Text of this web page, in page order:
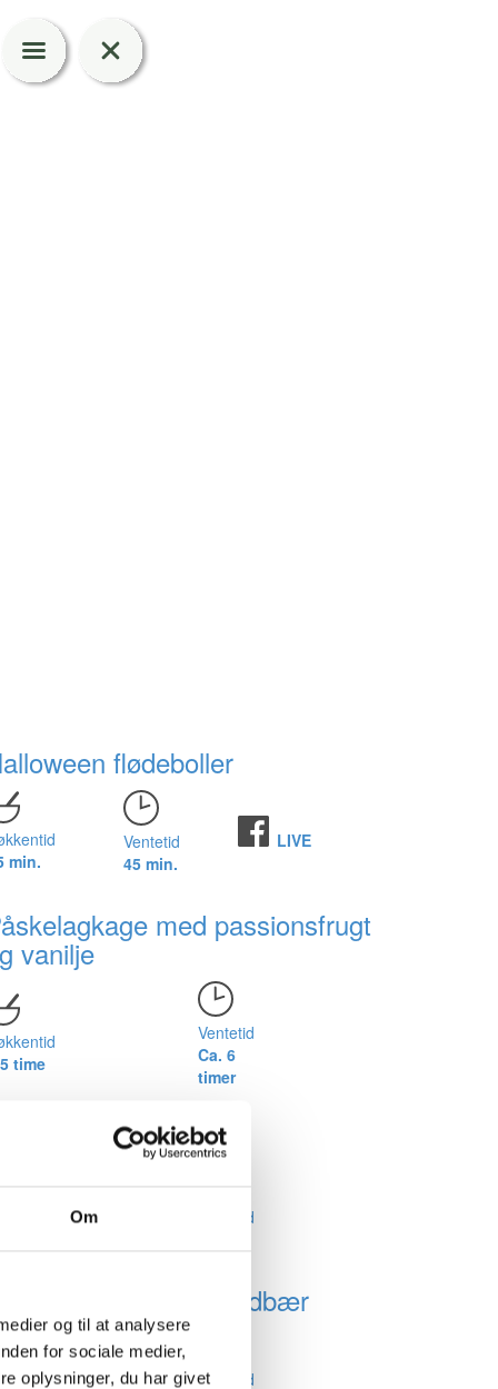
Om
og til at analysere
for sociale medier,
oplysninger, du har givet
flødeboller
min.
Ventetid
45 min.
LIVE
med passionsfrugt
vanilje
time
Ventetid
Ca. 6
timer
Krydrede donuts
Ventetid
Koldskålskage med jordbær
Ventetid